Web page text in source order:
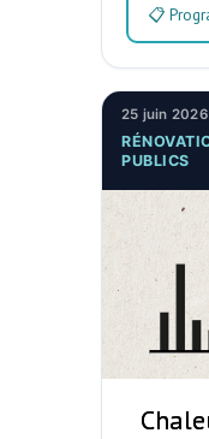
📋
25 juin 2026
PUBLICS